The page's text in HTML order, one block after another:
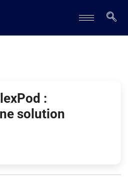
:
solution